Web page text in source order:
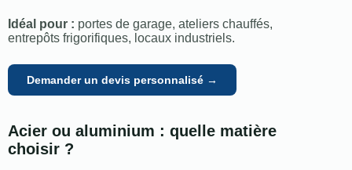
Idéal pour : portes de garage, ateliers chauffés,
entrepôts frigorifiques, locaux industriels.
Demander un devis personnalisé →
Acier ou aluminium : quelle matière
choisir ?